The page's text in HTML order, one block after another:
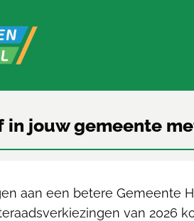
in jouw gemeente
aan een betere Gemeente
van 2026